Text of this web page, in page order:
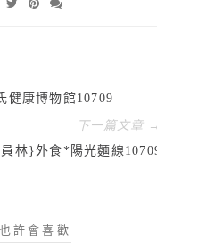
健康博物館10709
下一篇文章 →
林}外食*陽光麵線10709
許會喜歡